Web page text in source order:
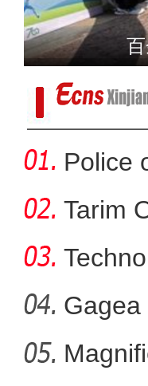
新
Police
Tarim
Xi
Nal